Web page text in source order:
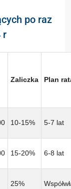
po raz
r
Zaliczka Plan
10-15% 5-7 lat
15-20% 6-8 lat
25%